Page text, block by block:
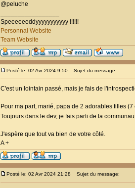
@peluche
Speeeeeeddyyyyyyyyyyy !!!!!!
Personnal Website
Team Website
Posté le: 02 Avr 2024 9:50 Sujet du message:
C'est un lointain passé, mais je fais de
Pour ma part, marié, papa de 2 adorables filles (7
Toujours dans le dev, je fais parti de la
J'espère que tout va bien de votre côté.
A +
Posté le: 02 Avr 2024 21:28 Sujet du message: